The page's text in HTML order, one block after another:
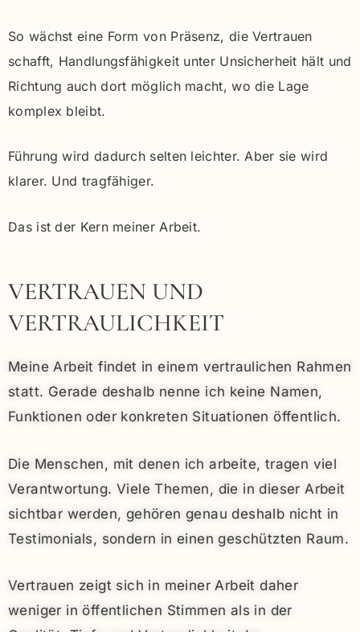
So wächst eine Form von Präsenz, die Vertrauen
schafft, Handlungsfähigkeit unter Unsicherheit hält und
Richtung auch dort möglich macht, wo die Lage
komplex bleibt.
Führung wird dadurch selten leichter. Aber sie wird
klarer. Und tragfähiger.
Das ist der Kern meiner Arbeit.
VERTRAUEN UND
VERTRAULICHKEIT
Meine Arbeit findet in einem vertraulichen Rahmen
statt. Gerade deshalb nenne ich keine Namen,
Funktionen oder konkreten Situationen öffentlich.
Die Menschen, mit denen ich arbeite, tragen viel
Verantwortung. Viele Themen, die in dieser Arbeit
sichtbar werden, gehören genau deshalb nicht in
Testimonials, sondern in einen geschützten Raum.
Vertrauen zeigt sich in meiner Arbeit daher
weniger in öffentlichen Stimmen als in der